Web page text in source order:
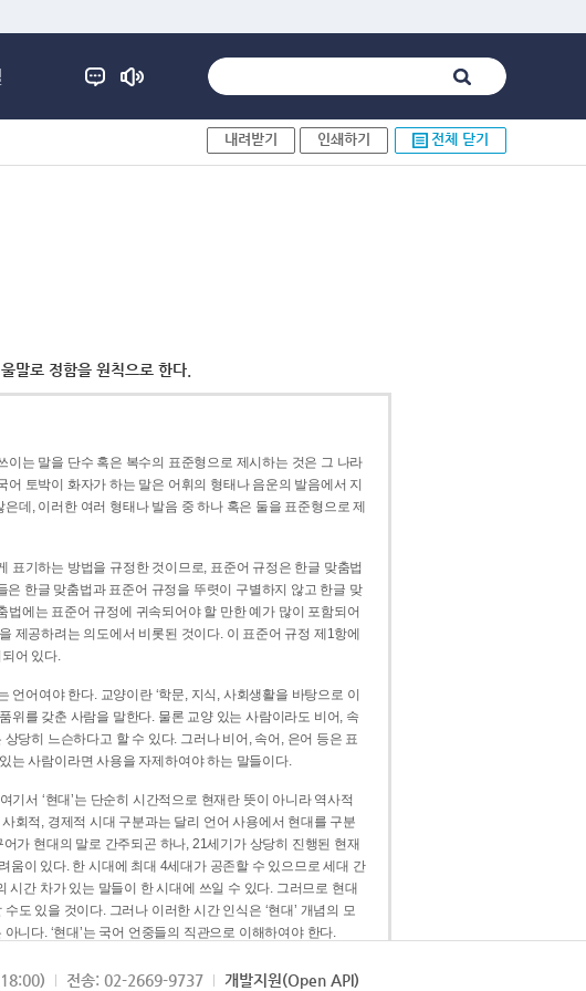
내려받기 인쇄하기 전체 닫기
말로 정함을 원칙으로 한다.
는 말을 단수 혹은 복수의 표준형으로 제시하는 것은 그 나라
토박이 화자가 하는 말은 어휘의 형태나 음운의 발음에서 지
데, 이러한 여러 형태나 발음 중 하나 혹은 둘을 표준형으로 제
표기하는 방법을 규정한 것이므로, 표준어 규정은 한글 맞춤법
한글 맞춤법과 표준어 규정을 뚜렷이 구별하지 않고 한글 맞
에는 표준어 규정에 귀속되어야 할 만한 예가 많이 포함되어
제공하려는 의도에서 비롯된 것이다. 이 표준어 규정 제1항에
어 있다.
어여야 한다. 교양이란 ‘학문, 지식, 사회생활을 바탕으로 이
위를 갖춘 사람을 말한다. 물론 교양 있는 사람이라도 비어, 속
당히 느슨하다고 할 수 있다. 그러나 비어, 속어, 은어 등은 표
는 사람이라면 사용을 자제하여야 하는 말들이다.
서 ‘현대’는 단순히 시간적으로 현재란 뜻이 아니라 역사적
회적, 경제적 시대 구분과는 달리 언어 사용에서 현대를 구분
가 현대의 말로 간주되곤 하나, 21세기가 상당히 진행된 현재
움이 있다. 한 시대에 최대 4세대가 공존할 수 있으므로 세대 간
간 차가 있는 말들이 한 시대에 쓰일 수 있다. 그러므로 현대
도 있을 것이다. 그러나 이러한 시간 인식은 ‘현대’ 개념의 모
니다. ‘현대’는 국어 언중들의 직관으로 이해하여야 한다.
표준어의 공용어적 성격을 가장 크게 드러내 주는 기준이다.
전송: 02-2669-9737 개발지원(Open API)